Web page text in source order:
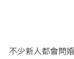
不少新人都會問